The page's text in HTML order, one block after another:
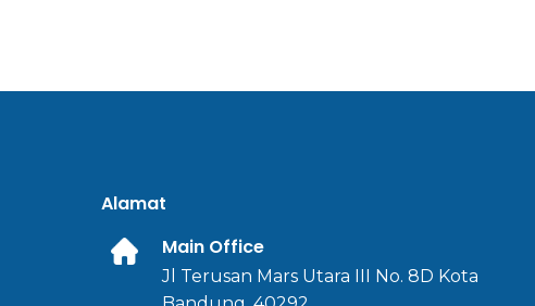
Alamat
Main Office
Jl Terusan Mars Utara III No. 8D Kota